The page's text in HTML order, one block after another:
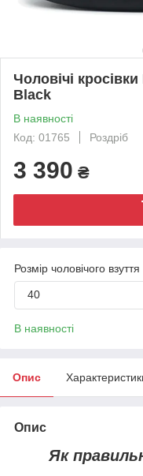
Чоловічі
Black
В наявності
Код: 01765
Роздріб
3 390 ₴
Розмір чоловічого взуття
40
В наявності
Опис
Опис
Як